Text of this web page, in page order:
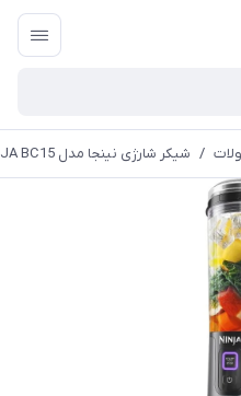
/ شیکر شارژی نینجا مدل NINJA BC15